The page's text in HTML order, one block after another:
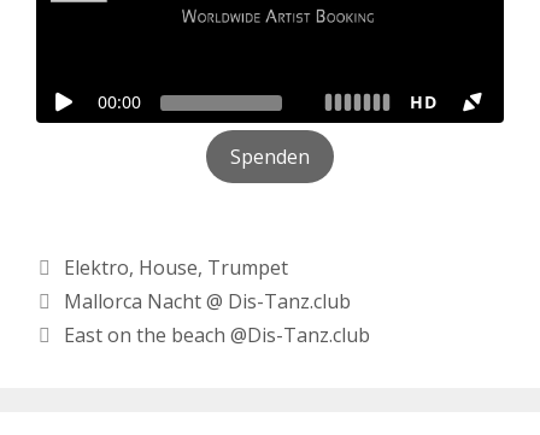
Spenden
Kategorien
Elektro, House, Trumpet
Beitrags-
Navigation
Mallorca Nacht @ Dis-Tanz.club
East on the beach @Dis-Tanz.club